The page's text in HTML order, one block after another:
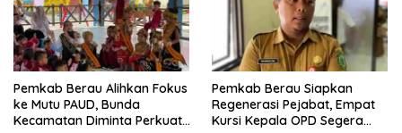
Pemkab Berau Alihkan Fokus
ke Mutu PAUD, Bunda
Kecamatan Diminta Perkuat
Pemkab Berau Siapkan
Regenerasi Pejabat, Empat
Kursi Kepala OPD Segera